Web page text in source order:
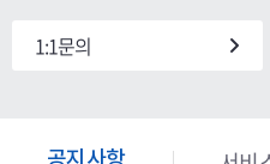
1:1문의